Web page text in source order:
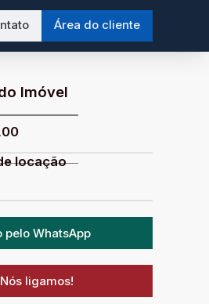
Área do cliente
Imóvel
pelo WhatsApp
ligamos!